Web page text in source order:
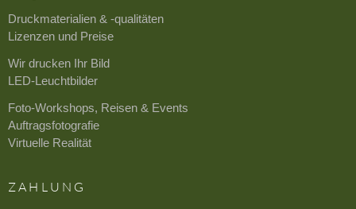
Druckmaterialien & -qualitäten
Lizenzen und Preise
Wir drucken Ihr Bild
LED-Leuchtbilder
Foto-Workshops, Reisen & Events
Auftragsfotografie
Virtuelle Realität
ZAHLUNG